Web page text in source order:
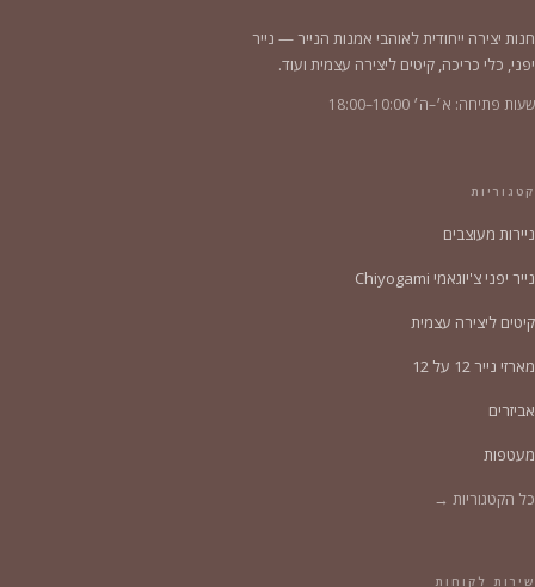
חנות יצירה ייחודית לאוהבי אמנות הנייר — נייר
יפני, כלי כריכה, קיטים ליצירה עצמית ועוד.
שעות פתיחה: א׳–ה׳ 10:00–18:00
קטגוריות
ניירות מעוצבים
נייר יפני צ'יוגאמי Chiyogami
קיטים ליצירה עצמית
מארזי נייר 12 על 12
אביזרים
מעטפות
כל הקטגוריות →
שירות לקוחות